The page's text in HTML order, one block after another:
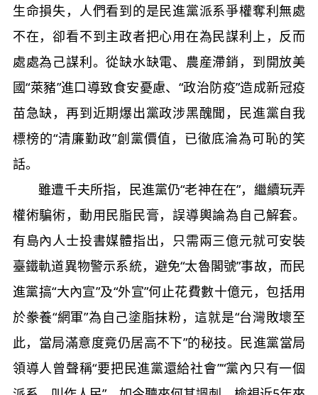
生命損失，人們看到的是民進黨派系爭權奪利無處
不在，卻看不到主政者把心用在為民謀利上，反而
處處為己謀利。從缺水缺電、農産滯銷，到開放美
國“萊豬”進口導致食安憂慮、“政治防疫”造成新冠疫
苗急缺，再到近期爆出黨政涉黑醜聞，民進黨自我
標榜的“清廉勤政”創黨價值，已徹底淪為可恥的笑
話。
雖遭千夫所指，民進黨仍“老神在在”，繼續玩弄
權術騙術，動用民脂民膏，誤導輿論為自己解套。
有島內人士投書媒體指出，只需兩三億元就可安裝
臺鐵軌道異物警示系統，避免“太魯閣號”事故，而民
進黨搞“大內宣”及“外宣”何止花費數十億元，包括用
於豢養“網軍”為自己塗脂抹粉，這就是“台灣敗壞至
此，當局滿意度竟仍居高不下”的秘技。民進黨當局
領導人曾聲稱“要把民進黨還給社會”“黨內只有一個